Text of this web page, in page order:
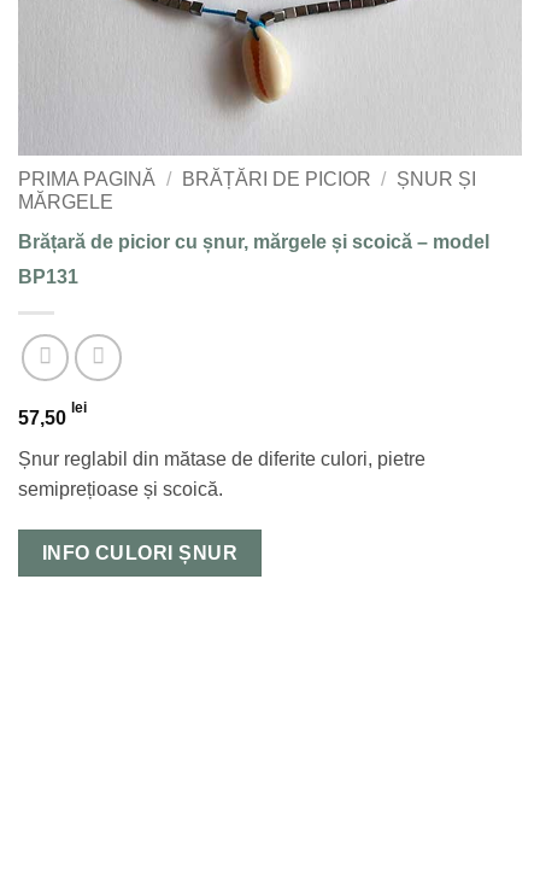
PRIMA PAGINĂ / BRĂȚĂRI DE PICIOR / ȘNUR ȘI
MĂRGELE
Brățară de picior cu șnur, mărgele și scoică – model
BP131
57,50 lei
Șnur reglabil din mătase de diferite culori, pietre
semiprețioase și scoică.
INFO CULORI ȘNUR